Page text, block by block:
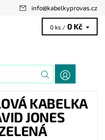
info@kabelkyprovas.cz
0 ks / 0 Kč
KABELKA
JONES